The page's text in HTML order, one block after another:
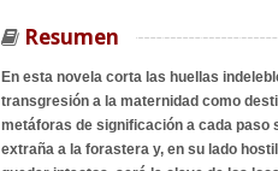
Resumen
En esta novela corta las huellas
transgresión a la maternidad como
metáforas de significación a cada paso
extraña a la forastera y, en su lado